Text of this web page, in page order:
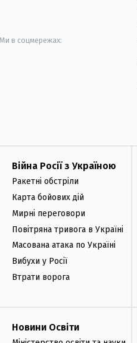
Ми в соцмережах:
Війна Росії з Україною
Ракетні обстріли
Карта бойових дій
Мирні переговори
Повітряна тривога в Україні
Масована атака по Україні
Вибухи у Росії
Втрати ворога
Новини Освіти